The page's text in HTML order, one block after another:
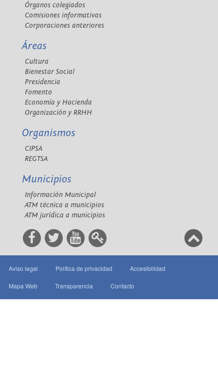
Órganos colegiados
Comisiones informativas
Corporaciones anteriores
Áreas
Cultura
Bienestar Social
Presidencia
Fomento
Economía y Hacienda
Organización y RRHH
Organismos
CIPSA
REGTSA
Municipios
Información Municipal
ATM técnica a municipios
ATM jurídica a municipios
Aviso legal Política de privacidad Accesibilidad
Mapa Web Transparencia Contacto